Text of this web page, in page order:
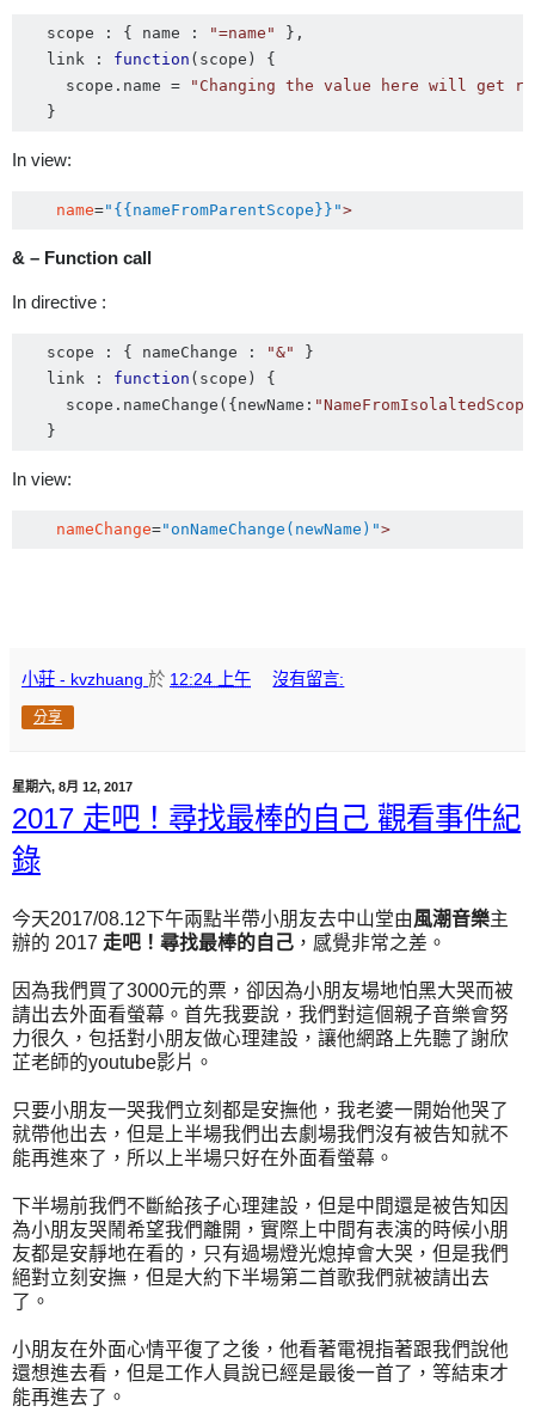
   scope
: { name : "=name"
},
   link
: function ( scope )
{
     scope
. name =
"Changing the value here will get
   }
In view:
name="{{nameFromParentScope}}">
& – Function call
In directive :
   scope
: { nameChange : "&"
}
   link
: function ( scope )
{
     scope
. nameChange ({ newName :
   }
In view:
nameChange="onNameChange(newName)">
小莊 - kvzhuang 於 12:24 上午 沒有留言:
分享
星期六, 8月 12, 2017
2017 走吧！尋找最棒的自己 觀看事件紀
錄
今天2017/08.12下午兩點半帶小朋友去中山堂由風潮音樂主
辦的 2017 走吧！尋找最棒的自己 ，感覺非常之差。
因為我們買了3000元的票，卻因為小朋友場地怕黑大哭而被
請出去外面看螢幕。首先我要說，我們對這個親子音樂會努
力很久，包括對小朋友做心理建設，讓他網路上先聽了謝欣
芷老師的youtube影片。
只要小朋友一哭我們立刻都是安撫他，我老婆一開始他哭了
就帶他出去，但是上半場我們出去劇場我們沒有被告知就不
能再進來了，所以上半場只好在外面看螢幕。
下半場前我們不斷給孩子心理建設，但是中間還是被告知因
為小朋友哭鬧希望我們離開，實際上中間有表演的時候小朋
友都是安靜地在看的，只有過場燈光熄掉會大哭，但是我們
絕對立刻安撫，但是大約下半場第二首歌我們就被請出去
了。
小朋友在外面心情平復了之後，他看著電視指著跟我們說他
還想進去看，但是工作人員說已經是最後一首了，等結束才
能再進去了。